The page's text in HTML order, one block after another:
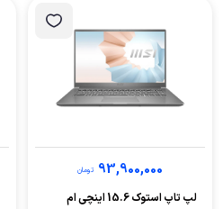
93,900,000 تومان
لپ تاپ استوک 15.6 اینچی ام